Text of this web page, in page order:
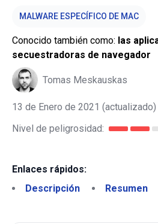
MALWARE ESPECÍFICO DE MAC
Conocido también como: las
secuestradoras de navegador
Tomas Meskauskas
13 de Enero de 2021 (actualizado)
Nivel de peligrosidad:
Enlaces rápidos:
Descripción
Resumen